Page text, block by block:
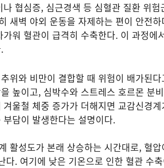
협심증, 심근경색 등 심혈관 질환 위험
새벽 야외 운동을 자제하는 편이 안전
워 혈관이 급격히 수축한다. 이 과정에
위와 비만이 결합할 때 위험이 배가된
높이고, 심박수와 스트레스 호르몬 분
울철 체중 증가가 더해지면 교감신경
담이 발생한다는 설명이다.
활성도가 본래 상승하는 시간대로, 혈
다. 여기에 낮은 기온으로 인한 혈관 수